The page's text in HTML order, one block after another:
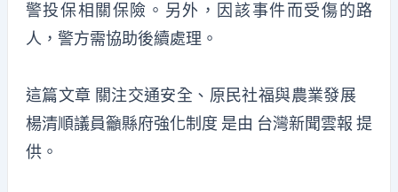
警投保相關保險。另外，因該事件而受傷的路
人，警方需協助後續處理。
這篇文章 關注交通安全、原民社福與農業發展
楊清順議員籲縣府強化制度 是由 台灣新聞雲報 提
供。